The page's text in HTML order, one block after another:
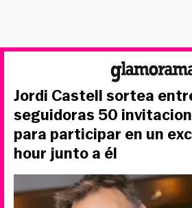
Jordi Castell sortea
seguidoras 50
para participar en un
hour junto a él